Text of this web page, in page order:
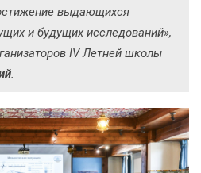
выдающихся
и будущих исследований»,
IV Летней школы
.